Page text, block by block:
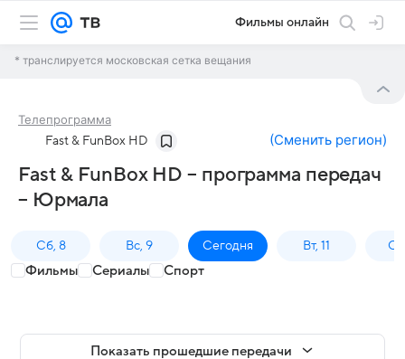
Фильмы онлайн
* транслируется московская сетка вещания
Телепрограмма
Fast & FunBox HD (Сменить регион)
Fast & FunBox HD – программа передач
– Юрмала
Сб, 8 Вс, 9 Сегодня Вт, 11
Фильмы Сериалы Спорт
Показать прошедшие передачи